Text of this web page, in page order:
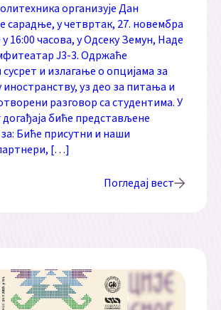
организује Дан
сарадње, у четвртак, 27. новембра
у 16:00 часова, у Одсеку Земун, Наде
Ј3-3. Одржаће
и излагање о опцијама за
уз део за питања и
разговор са студентима. У
биће представљене
Биће присутни и наши
[…]
Погледај вест